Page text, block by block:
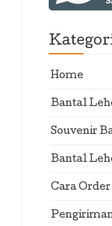
Home
Bantal
Souvenir
Bantal
Cara Order